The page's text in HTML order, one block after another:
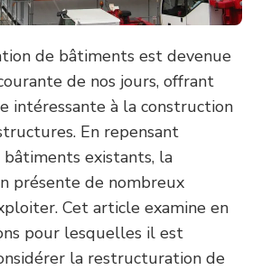
de bâtiments est devenue
de nos jours, offrant
intéressante à la construction
En repensant
bâtiments existants, la
présente de nombreux
Cet article examine en
pour lesquelles il est
la restructuration de